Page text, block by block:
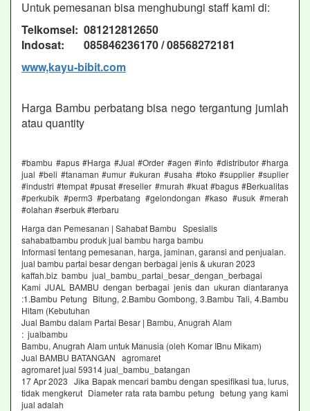
Untuk pemesanan bisa menghubungi staff kami di:
Telkomsel: 081212812650
Indosat: 085846236170 / 08568272181
www,kayu-bibit.com
Harga Bambu perbatang bisa nego tergantung jumlah
atau quantity
#bambu #apus #Harga #Jual #Order #agen #info #distributor #harga
jual #beli #tanaman #umur #ukuran #usaha #toko #supplier #suplier
#industri #tempat #pusat #reseller #murah #kuat #bagus #Berkualitas
#perkubik #perm3 #perbatang #gelondongan #kaso #usuk #merah
#olahan #serbuk #terbaru
Harga dan Pemesanan | Sahabat Bambu Spesialis
sahabatbambu produk jual bambu harga bambu
Informasi tentang pemesanan, harga, jaminan, garansi and penjualan.
jual bambu partai besar dengan berbagai jenis & ukuran 2023
kaffah.biz bambu jual_bambu_partai_besar_dengan_berbagai
Kami JUAL BAMBU dengan berbagai jenis dan ukuran diantaranya
:1.Bambu Petung Bitung, 2.Bambu Gombong, 3.Bambu Tali, 4.Bambu
Hitam (Kebutuhan
Jual Bambu dalam Partai Besar | Bambu, Anugrah Alam
: jualbambu
Bambu, Anugrah Alam untuk Manusia (oleh Komar IBnu Mikam)
Jual BAMBU BATANGAN agromaret
agromaret jual 59314 jual_bambu_batangan
17 Apr 2023 Jika Bapak mencari bambu dengan spesifikasi tua, lurus,
tidak mengkerut Diameter rata rata bambu petung betung yang kami
jual adalah